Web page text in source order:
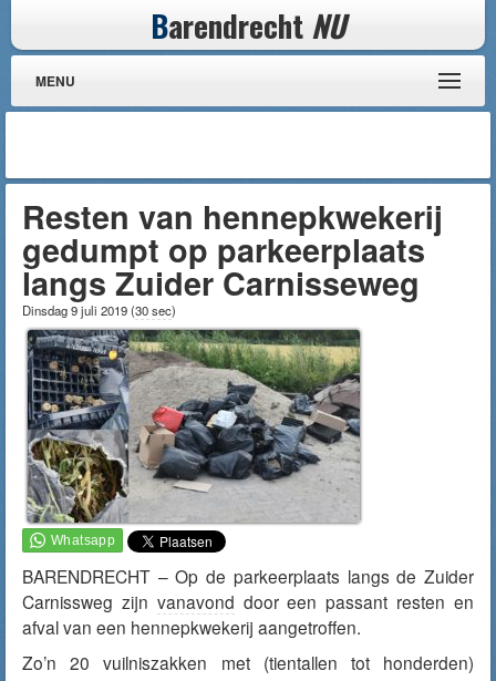
Barendrecht NU
MENU
Resten van hennepkwekerij
gedumpt op parkeerplaats
langs Zuider Carnisseweg
Dinsdag 9 juli 2019(30 sec)
BARENDRECHT – Op de parkeerplaats langs de Zuider
Carnissweg zijn vanavond door een passant resten en
afval van een hennepkwekerij aangetroffen.
Zo’n 20 vuilniszakken met (tientallen tot honderden)